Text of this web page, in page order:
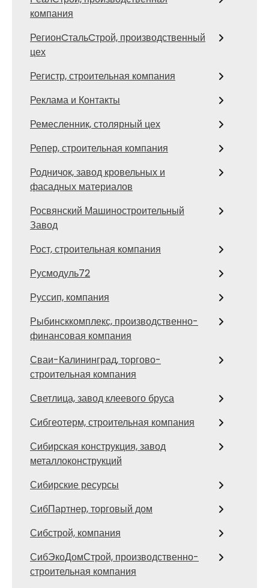
компания
РегионCтальCтрой, производственный
цех
Регистр, строительная компания
Реклама и Контакты
Ремесленник, столярный цех
Репер, строительная компания
Родничок, завод кровельных и
фасадных материалов
Росвянский Машиностроительный
Завод
Рост, строительная компания
Русмодуль72
Руссип, компания
Рыбинсккомплекс, производственно-
финансовая компания
Сваи-Калининград, торгово-
строительная компания
Светлица, завод клеевого бруса
Сибгеотерм, строительная компания
Сибирская конструкция, завод
металлоконструкций
Сибирские ресурсы
СибПартнер, торговый дом
Сибстрой, компания
СибЭкоДомСтрой, производственно-
строительная компания